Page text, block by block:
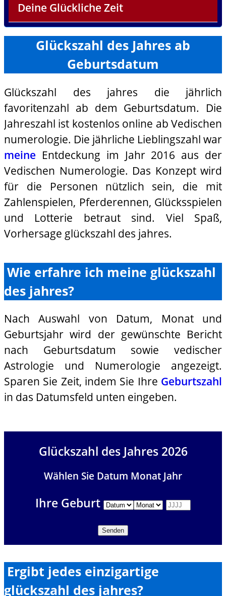
Deine Glückliche Zeit
Glückszahl des Jahres ab
Geburtsdatum
Glückszahl des jahres die jährlich
favoritenzahl ab dem Geburtsdatum. Die
Jahreszahl ist kostenlos online ab Vedischen
numerologie. Die jährliche Lieblingszahl war
meine Entdeckung im Jahr 2016 aus der
Vedischen Numerologie. Das Konzept wird
für die Personen nützlich sein, die mit
Zahlenspielen, Pferderennen, Glücksspielen
und Lotterie betraut sind. Viel Spaß,
Vorhersage glückszahl des jahres.
Wie erfahre ich meine glückszahl
des jahres?
Nach Auswahl von Datum, Monat und
Geburtsjahr wird der gewünschte Bericht
nach Geburtsdatum sowie vedischer
Astrologie und Numerologie angezeigt.
Sparen Sie Zeit, indem Sie Ihre Geburtszahl
in das Datumsfeld unten eingeben.
Glückszahl des Jahres 2026
Wählen Sie Datum Monat Jahr
Ihre Geburt
Ergibt jedes einzigartige
glückszahl des jahres?